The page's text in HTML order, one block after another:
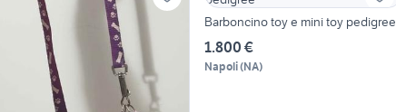
Barboncino toy e mini toy pedigree
1.800 €
Napoli(NA)